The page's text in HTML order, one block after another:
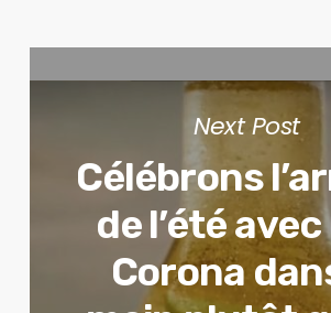
Next Post
Célébrons
de l’été
Corona